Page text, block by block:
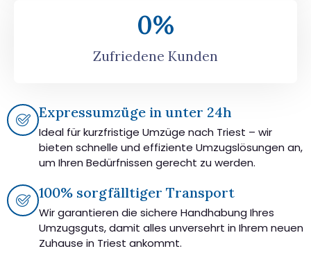
Zufriedene Kunden
0%
Expressumzüge in unter 24h
Ideal für kurzfristige Umzüge nach Triest – wir
bieten schnelle und effiziente Umzugslösungen an,
um Ihren Bedürfnissen gerecht zu werden.
100% sorgfälltiger Transport
Wir garantieren die sichere Handhabung Ihres
Umzugsguts, damit alles unversehrt in Ihrem neuen
Zuhause in Triest ankommt.